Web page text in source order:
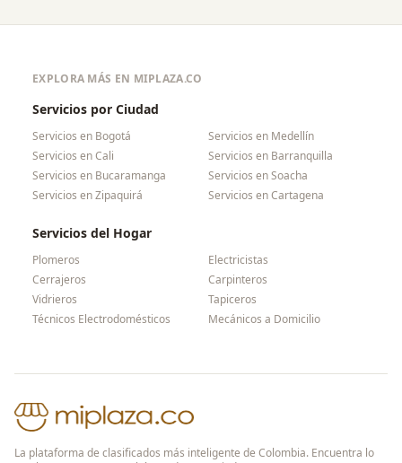
EXPLORA MÁS EN MIPLAZA.CO
Servicios por Ciudad
Servicios en Bogotá Servicios en Medellín
Servicios enCali Servicios en Barranquilla
Servicios en Bucaramanga Servicios enSoacha
Servicios enZipaquirá Servicios enCartagena
Servicios del Hogar
Plomeros
Electricistas
Cerrajeros
Carpinteros
Vidrieros
Tapiceros
Técnicos Electrodomésticos
Mecánicos a Domicilio
La plataforma de clasificados más inteligente de Colombia. Encuentra lo